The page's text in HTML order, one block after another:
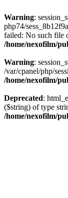
Warning:
php74/
failed: No such file
/home/nexofilm/
Warning:
/var/cpanel/php/
/home/nexofilm/
Deprecated:
($string) of type
/home/nexofilm/